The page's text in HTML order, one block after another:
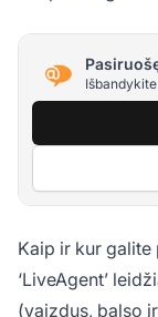
Kaip ir kur galite
‘LiveAgent’
(vaizdus, balso